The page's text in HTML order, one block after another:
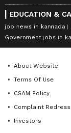
EDUCATION &
job news in kannada
Government jobs in
About Website
Terms Of Use
CSAM Policy
Complaint
Investors